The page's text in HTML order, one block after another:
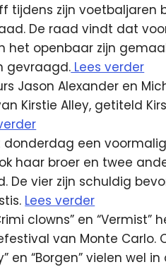
tijdens zijn voetbaljaren
De raad vindt dat
het openbaar zijn
gevraagd. Lees verder
Jason Alexander en
Kirstie Alley, getiteld
donderdag een
haar broer en twee
De vier zijn schuldig
Lees verder
clowns” en
van Monte Carlo.
en “Borgen” vielen wel